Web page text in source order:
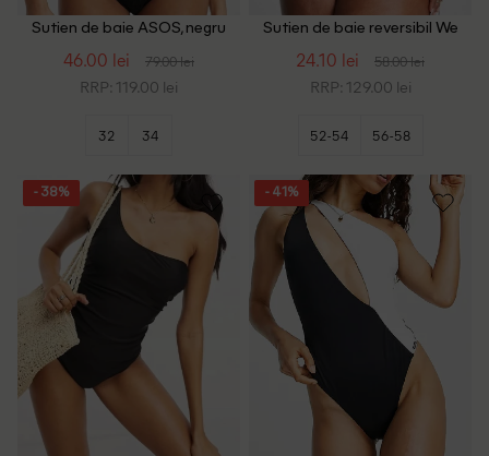
Sutien de baie ASOS, negru
46.00 lei 79.00 lei
RRP: 119.00 lei
32 34
Sutien de baie reversibil We
negru/maro
24.10 lei 58.00 lei
RRP: 129.00 lei
52-54 56-58
- 38% - 41%